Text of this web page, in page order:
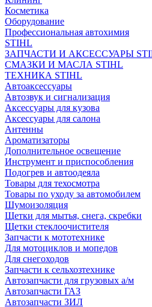
Косметика
Оборудование
Профессиональная автохимия
STIHL
ЗАПЧАСТИ И АКСЕССУАРЫ
СМАЗКИ И МАСЛА STIHL
ТЕХНИКА STIHL
Автоаксессуары
Автозвук и сигнализация
Аксессуары для кузова
Аксессуары для салона
Антенны
Ароматизаторы
Дополнительное освещение
Инструмент и приспособления
Подогрев и автоодеяла
Товары для техосмотра
Товары по уходу за автомобилем
Шумоизоляция
Щетки для мытья, снега, скребки
Щетки стеклоочистителя
Запчасти к мототехнике
Для мотоциклов и мопедов
Для снегоходов
Запчасти к сельхозтехнике
Автозапчасти для грузовых а/м
Автозапчасти ГАЗ
Автозапчасти ЗИЛ